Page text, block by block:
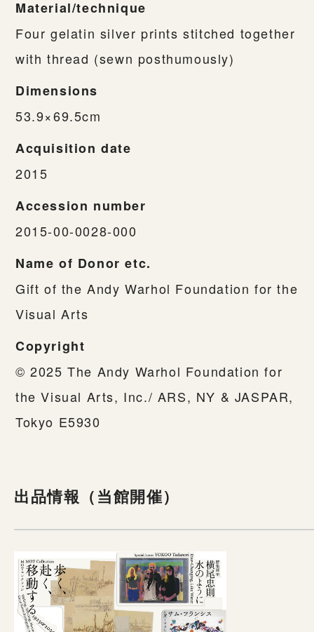
Material/technique
Four gelatin silver prints stitched together
with thread (sewn posthumously)
Dimensions
53.9×69.5cm
Acquisition date
2015
Accession number
2015-00-0028-000
Name of Donor etc.
Gift of the Andy Warhol Foundation for the
Visual Arts
Copyright
© 2025 The Andy Warhol Foundation for
the Visual Arts, Inc./ ARS, NY & JASPAR,
Tokyo E5930
出品情報（当館開催）